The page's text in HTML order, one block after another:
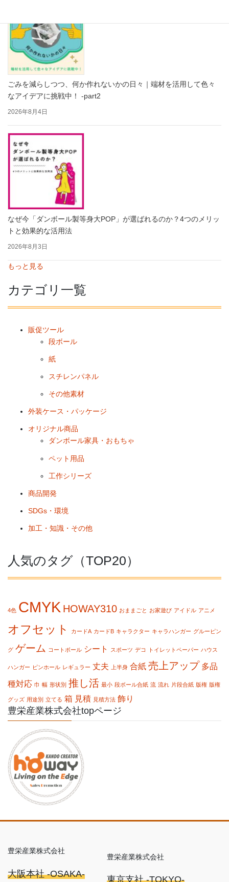
ごみを減らしつつ、何か作れないかの日々｜端材を活用して色々
なアイデアに挑戦中！ -part2
2026年8月4日
なぜ今「ダンボール製等身大POP」が選ばれるのか？4つのメリッ
トと効果的な活用法
2026年8月3日
もっと見る
カテゴリ一覧
販促ツール
段ボール
紙
スチレンパネル
その他素材
外装ケース・パッケージ
オリジナル商品
ダンボール家具・おもちゃ
ペット用品
工作シリーズ
商品開発
SDGs・環境
加工・知識・その他
人気のタグ（TOP20）
4色 CMYK HOWAY310 おままごと お家遊び アイドル アニメ
オフセット カードA カードB キャラクター キャラハンガー グルーピン
グ ゲーム コートボール シート スポーツ デコ トイレットペーパー ハウス
ハンガー ピンホール レギュラー 丈夫 上半身 合紙 売上アップ 多品
種対応 巾 幅 形状別 推し活 最小 段ボール合紙 流 流れ 片段合紙 版権 版権
グッズ 用途別 立てる 箱 見積 見積方法 飾り
豊栄産業株式会社topページ
豊栄産業株式会社
大阪本社 -OSAKA-
豊栄産業株式会社
東京支社 -TOKYO-